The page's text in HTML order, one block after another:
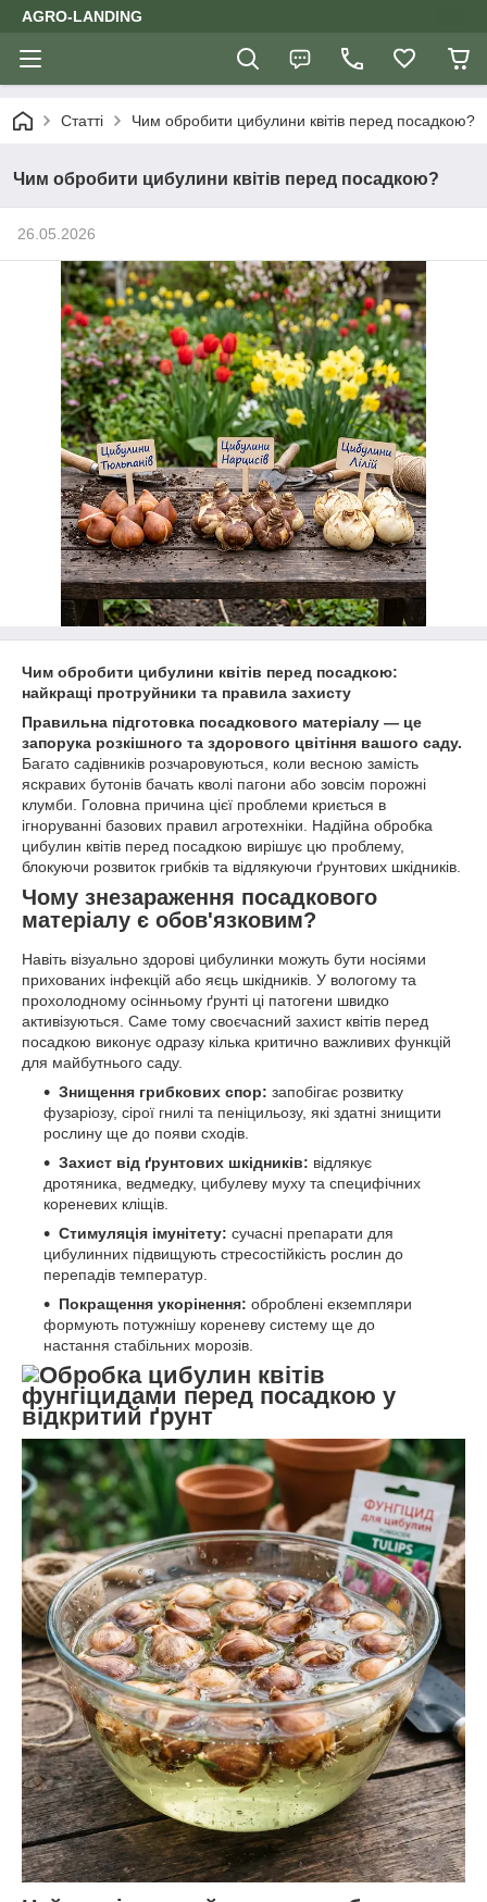
AGRO-LANDING
Статті Чим обробити цибулини квітів перед посадкою?
Чим обробити цибулини квітів перед посадкою?
26.05.2026
Чим обробити цибулини квітів перед посадкою:
найкращі протруйники та правила захисту
Правильна підготовка посадкового матеріалу — це
запорука розкішного та здорового цвітіння вашого саду.
Багато садівників розчаровуються, коли весною замість
яскравих бутонів бачать кволі пагони або зовсім порожні
клумби. Головна причина цієї проблеми криється в
ігноруванні базових правил агротехніки. Надійна обробка
цибулин квітів перед посадкою вирішує цю проблему,
блокуючи розвиток грибків та відлякуючи ґрунтових шкідників.
Чому знезараження посадкового
матеріалу є обов'язковим?
Навіть візуально здорові цибулинки можуть бути носіями
прихованих інфекцій або яєць шкідників. У вологому та
прохолодному осінньому ґрунті ці патогени швидко
активізуються. Саме тому своєчасний захист квітів перед
посадкою виконує одразу кілька критично важливих функцій
для майбутнього саду.
Знищення грибкових спор: запобігає розвитку
фузаріозу, сірої гнилі та пеніцильозу, які здатні знищити
рослину ще до появи сходів.
Захист від ґрунтових шкідників: відлякує
дротяника, ведмедку, цибулеву муху та специфічних
кореневих кліщів.
Стимуляція імунітету: сучасні препарати для
цибулинних підвищують стресостійкість рослин до
перепадів температур.
Покращення укорінення: оброблені екземпляри
формують потужнішу кореневу систему ще до
настання стабільних морозів.